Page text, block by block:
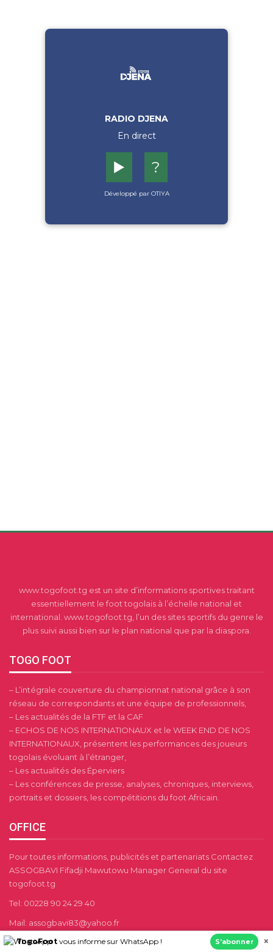
RADIO DJENA
En direct
▶️ ?
Développé par OTIYA
www.togofoot.tg est un site d’informations sportives traitant
essentiellement le foot togolais à l’échelle national et
international. www.togofoot.tg, l’un des sites sportifs du genre le
plus suivi aussi bien sur le plan national que par la diaspora.
TOGO FOOT
– L’intégrale couverture du championnat national grâce à son
réseau de correspondants et une équipe de professionnels,
– Les actualités de la FTF et la CAF
– ECHOS DE NOS INTERNATIONAUX et le WEEK END DE NOS
INTERNATIONAUX, présentent les performances des joueurs
togolais évoluant à l’étranger,
– Les actualités des Éperviers
– Les conférences de presse, analyses, chroniques, interviews,
portraits et dossiers, les compétitions du foot Africain.
OFFICE
Pour toutes informations, publicités et partenariats Contactez
ASSOGBAVI Fifadji Mawutowu Manager General du site
togofoot.tg
Tel: 00228 90 24 29 40
Mail: assogbavi83@yahoo.fr
contacts@togofoot.tg
TogoFoot vous informe sur WhatsApp ! S’abonner ×